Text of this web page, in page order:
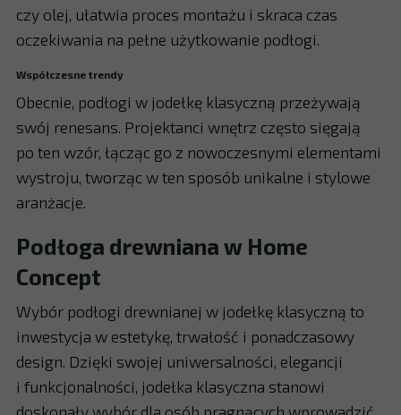
czy olej, ułatwia proces montażu i skraca czas
oczekiwania na pełne użytkowanie podłogi.
Współczesne trendy
Obecnie, podłogi w jodełkę klasyczną przeżywają
swój renesans. Projektanci wnętrz często sięgają
po ten wzór, łącząc go z nowoczesnymi elementami
wystroju, tworząc w ten sposób unikalne i stylowe
aranżacje.
Podłoga drewniana w Home
Concept
Wybór podłogi drewnianej w jodełkę klasyczną to
inwestycja w estetykę, trwałość i ponadczasowy
design. Dzięki swojej uniwersalności, elegancji
i funkcjonalności, jodełka klasyczna stanowi